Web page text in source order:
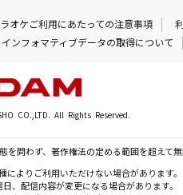
オケご利用にあたっての注意事項
インフォマティブデータの取得について
CO.,LTD. All Rights Reserved.
問わず、著作権法の定める範囲を超えて
によりご利用いただけない場合があります。
、配信内容が変更になる場合があります。